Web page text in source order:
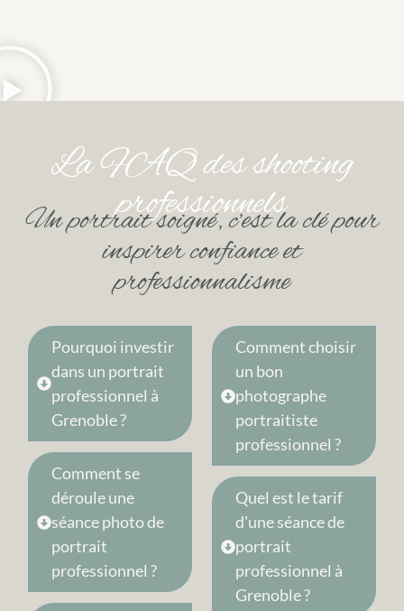
La FAQ des shooting
professionnels
Un portrait soigné, c’est la clé pour
inspirer confiance et
professionnalisme
Pourquoi investir
dans un portrait
professionnel à
Grenoble ?
Comment se
déroule une
séance photo de
portrait
professionnel ?
Comment choisir
un bon
photographe
portraitiste
professionnel ?
Quel est le tarif
d'une séance de
portrait
professionnel à
Grenoble ?